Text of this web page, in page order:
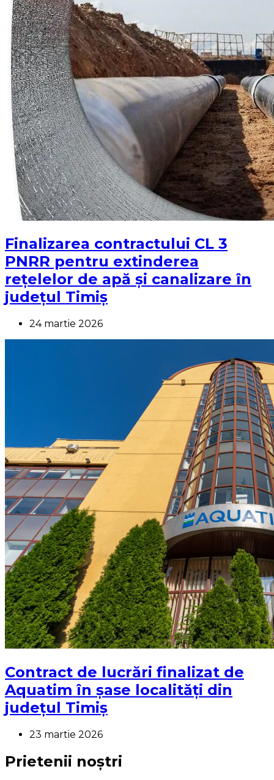
Finalizarea contractului CL 3
PNRR pentru extinderea
rețelelor de apă și canalizare în
județul Timiș
24 martie 2026
Contract de lucrări finalizat de
Aquatim în șase localități din
județul Timiș
23 martie 2026
Prietenii noștri